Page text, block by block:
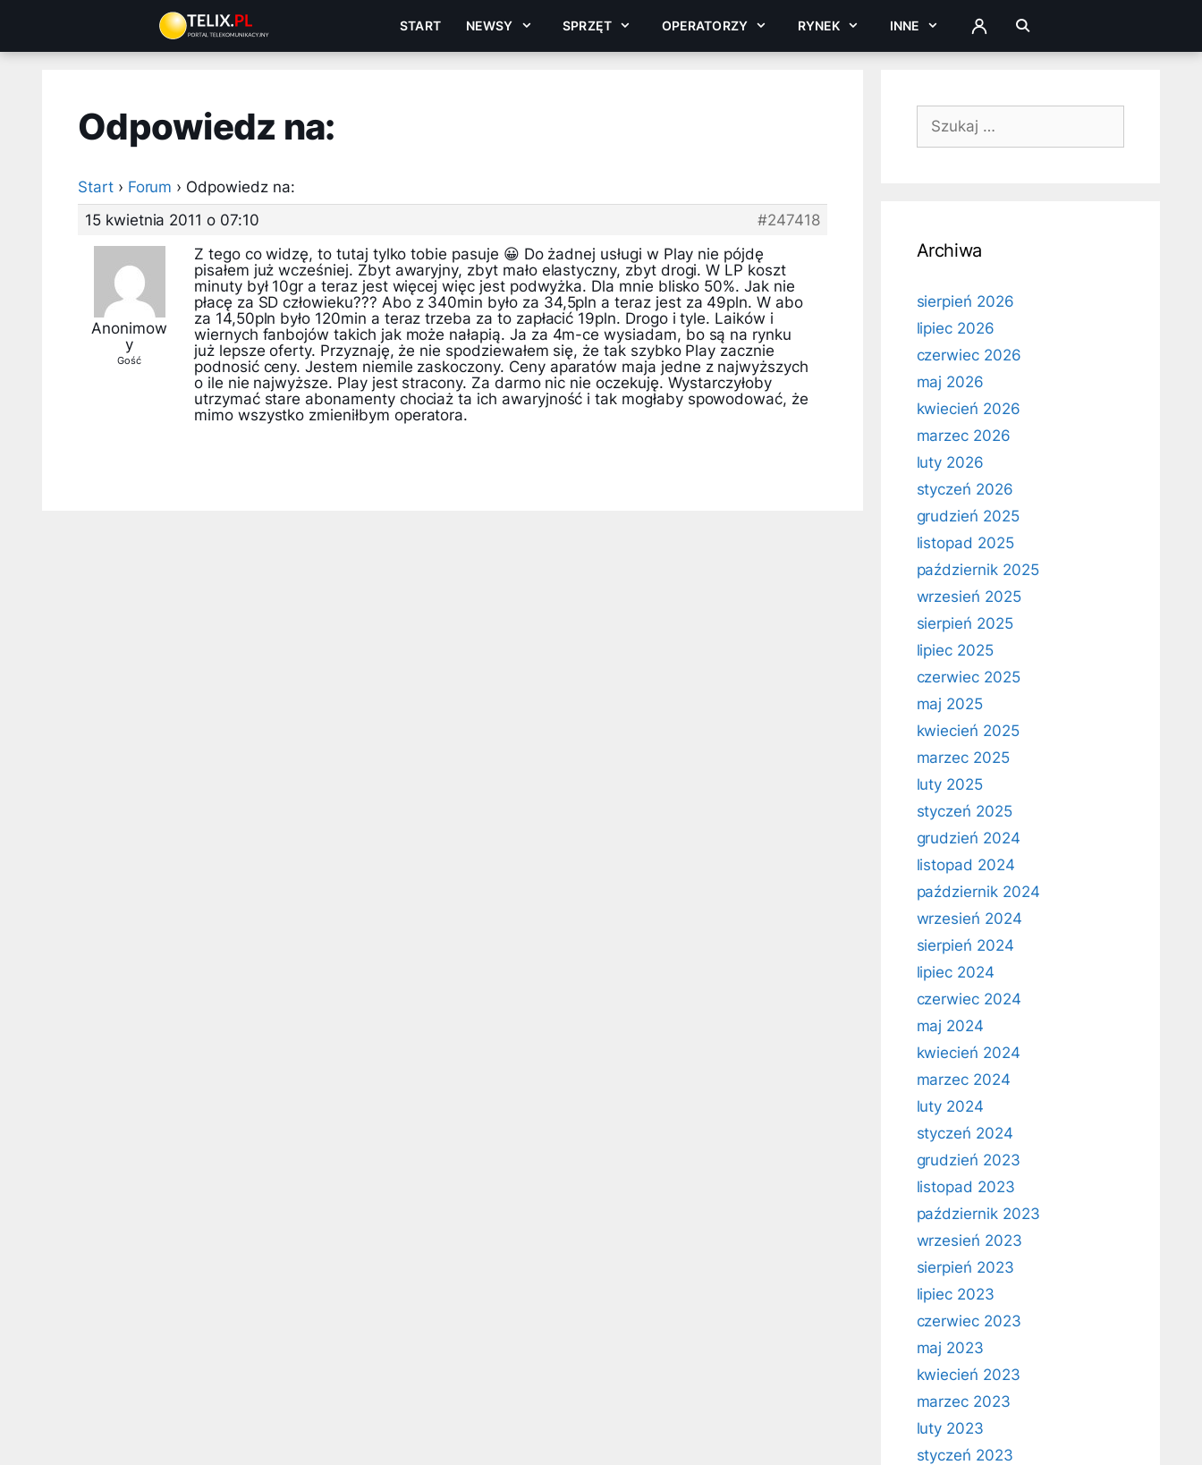
treści
START NEWSY SPRZĘT OPERATORZY RYNEK INNE ZALOGUJ
Odpowiedz na:
Start › Forum › Odpowiedz na:
15 kwietnia 2011 o 07:10
#247418
Anonimow
y
Gość
Z tego co widzę, to tutaj tylko tobie pasuje 😀 Do żadnej usługi w Play nie pójdę
pisałem już wcześniej. Zbyt awaryjny, zbyt mało elastyczny, zbyt drogi. W LP koszt
minuty był 10gr a teraz jest więcej więc jest podwyżka. Dla mnie blisko 50%. Jak nie
płacę za SD człowieku??? Abo z 340min było za 34,5pln a teraz jest za 49pln. W abo
za 14,50pln było 120min a teraz trzeba za to zapłacić 19pln. Drogo i tyle. Laików i
wiernych fanbojów takich jak może nałapią. Ja za 4m-ce wysiadam, bo są na rynku
już lepsze oferty. Przyznaję, że nie spodziewałem się, że tak szybko Play zacznie
podnosić ceny. Jestem niemile zaskoczony. Ceny aparatów maja jedne z najwyższych
o ile nie najwyższe. Play jest stracony. Za darmo nic nie oczekuję. Wystarczyłoby
utrzymać stare abonamenty chociaż ta ich awaryjność i tak mogłaby spowodować, że
mimo wszystko zmieniłbym operatora.
Szukaj:
Archiwa
sierpień 2026
lipiec 2026
czerwiec 2026
maj 2026
kwiecień 2026
marzec 2026
luty 2026
styczeń 2026
grudzień 2025
listopad 2025
październik 2025
wrzesień 2025
sierpień 2025
lipiec 2025
czerwiec 2025
maj 2025
kwiecień 2025
marzec 2025
luty 2025
styczeń 2025
grudzień 2024
listopad 2024
październik 2024
wrzesień 2024
sierpień 2024
lipiec 2024
czerwiec 2024
maj 2024
kwiecień 2024
marzec 2024
luty 2024
styczeń 2024
grudzień 2023
listopad 2023
październik 2023
wrzesień 2023
sierpień 2023
lipiec 2023
czerwiec 2023
maj 2023
kwiecień 2023
marzec 2023
luty 2023
styczeń 2023